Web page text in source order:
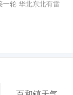
一轮 华北东北有雷